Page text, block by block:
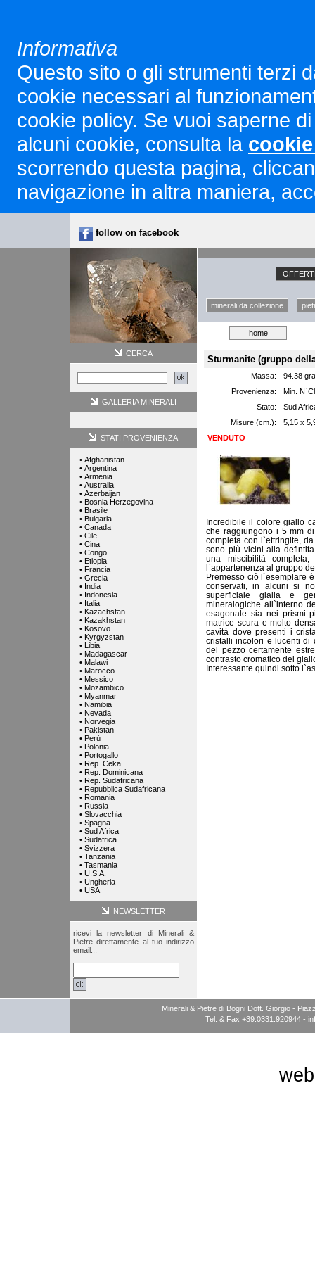
Informativa
Questo sito o gli strumenti terzi
cookie necessari al
cookie policy. Se vuoi saperne
alcuni cookie, consulta la
scorrendo questa pagina,
navigazione in altra maniera,
follow on facebook
minerali da collezione
home
CERCA
GALLERIA MINERALI
STATI PROVENIENZA
• Afghanistan
• Argentina
• Armenia
• Australia
• Azerbaijan
• Bosnia Herzegovina
• Brasile
• Bulgaria
• Canada
• Cile
• Cina
• Congo
• Etiopia
• Francia
• Grecia
• India
• Indonesia
• Italia
• Kazachstan
• Kazakhstan
• Kosovo
• Kyrgyzstan
• Libia
• Madagascar
• Malawi
• Marocco
• Messico
• Mozambico
• Myanmar
• Namibia
• Nevada
• Norvegia
• Pakistan
• Perù
• Polonia
• Portogallo
• Rep. Ceka
• Rep. Dominicana
• Rep. Sudafricana
• Repubblica Sudafricana
• Romania
• Russia
• Slovacchia
• Spagna
• Sud Africa
• Sudafrica
• Svizzera
• Tanzania
• Tasmania
• U.S.A.
• Ungheria
• USA
NEWSLETTER
ricevi la newsletter di Minerali &
Pietre direttamente al tuo indirizzo
email...
Sturmanite (gruppo
Massa:
94.38
Provenienza:
Min.
Stato:
Sud
Misure (cm.):
5,15 x
VENDUTO
Incredibile il colore giallo
che raggiungono i 5 mm
completa con l`ettringite,
sono più vicini alla
una miscibilità
l`appartenenza al gruppo
Premesso ciò l`esemplare
conservati, in alcuni si
superficiale gialla e
mineralogiche all`interno
esagonale sia nei prismi
matrice scura e molto
cavità dove presenti i
cristalli incolori e lucenti di
del pezzo certamente
contrasto cromatico del
Interessante quindi sotto
Minerali & Pietre di Bogni Dott. Giorgio -
Tel. & Fax +39.0331.920944 -